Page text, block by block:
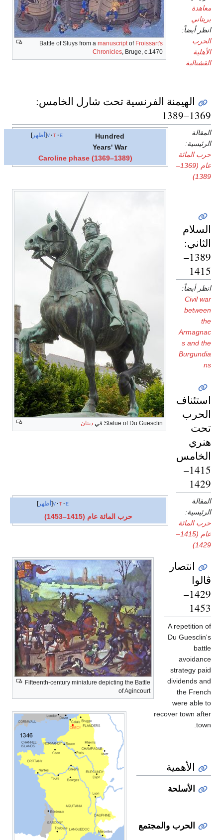
Battle of Sluys from a manuscriptof Froissart's
Chronicles, Bruge, c.1470
معاهدة
بريتاني
انظر أيضاً:
الحرب
الأهلية
القشتالية
الهيمنة الفرنسية تحت شارل الخامس:
1369–1389
أظهر v t e
Hundred
Years' War
Caroline phase (1369–1389)
المقالة
الرئيسية:
حرب المائة
عام (1369–
1389)
Statue of Du Guesclin في دينان
السلام
الثاني:
1389–
1415
انظر أيضاً:
Civil war
between
the
Armagnac
s and the
Burgundia
ns
استئناف
الحرب
تحت
هنري
الخامس:
1415–
1429
أظهر v t e
حرب المائة عام (1415–1453)
المقالة
الرئيسية:
حرب المائة
عام (1415–
1429)
Fifteenth-century miniature depicting the Battle
of Agincourt
انتصار
ڤالوا
1429–
1453
A repetition of
Du Guesclin's
battle
avoidance
strategy paid
dividends and
the French
were able to
recover town after
town.
الأهمية
الأسلحة
الحرب والمجتمع